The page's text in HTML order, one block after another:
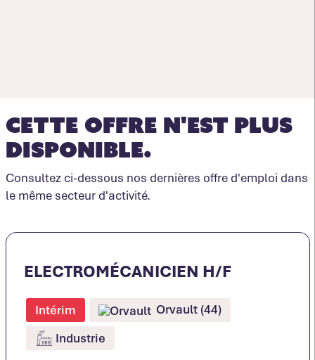
Cette offre n'est plus
disponible.
Consultez ci-dessous nos dernières offre d'emploi dans
le même secteur d'activité.
ELECTROMÉCANICIEN H/F
Intérim
Orvault (44)
Industrie